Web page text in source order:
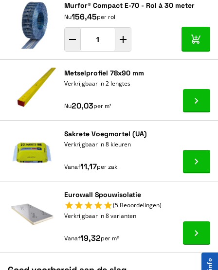
Murfor® Compact E-70 - Rol à 30 meter
Nu156,45per rol
In
Metselprofiel 78x90 mm
Verkrijgbaar in 2 lengtes
Nu20,03per m¹ Ga
Sakrete Voegmortel (UA)
Verkrijgbaar in 8 kleuren
Vanaf11,17per zak Ga
Eurowall Spouwisolatie
(5 Beoordelingen)
Verkrijgbaar in 8 varianten
Vanaf19,32per m² Ga